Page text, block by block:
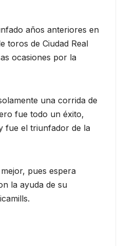
años anteriores en
toros de Ciudad Real
ocasiones por la
una corrida de
fue todo un éxito,
fue el triunfador de la
pues espera
la ayuda de su